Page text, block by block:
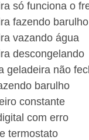
só funciona o
fazendo barulho
vazando água
descongelando
geladeira não
barulho
constante
com erro
termostato